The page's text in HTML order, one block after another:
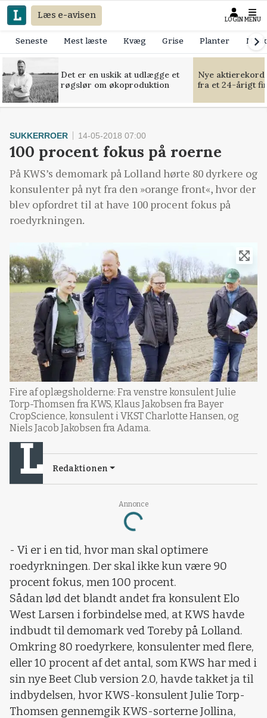
Læs e-avisen LOGIN MENU
Seneste Mest læste Kvæg Grise Planter
Det er en uskik at udlægge et
røgslør om økoproduktion
Nye
fra et 24-årigt
Annonce
Loading...
SUKKERROER 14-05-2018 07:00
100 procent fokus på roerne
På KWS’s demomark på Lolland hørte 80 dyrkere og
konsulenter på nyt fra den »orange front«, hvor der
blev opfordret til at have 100 procent fokus på
roedyrkningen.
Fire af oplægsholderne: Fra venstre konsulent Julie
Torp-Thomsen fra KWS, Klaus Jakobsen fra Bayer
CropScience, konsulent i VKST Charlotte Hansen, og
Niels Jacob Jakobsen fra Adama.
Redaktionen
- Vi er i en tid, hvor man skal optimere
roedyrkningen. Der skal ikke kun være 90
procent fokus, men 100 procent.
Sådan lød det blandt andet fra konsulent Elo
West Larsen i forbindelse med, at KWS havde
indbudt til demomark ved Toreby på Lolland.
Omkring 80 roedyrkere, konsulenter med flere,
eller 10 procent af det antal, som KWS har med i
sin nye Beet Club version 2.0, havde takket ja til
indbydelsen, hvor KWS-konsulent Julie Torp-
Thomsen gennemgik KWS-sorterne Jollina,